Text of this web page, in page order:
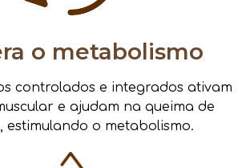
o metabolismo
controlados e integrados ativam
e ajudam na queima de
estimulando o metabolismo.